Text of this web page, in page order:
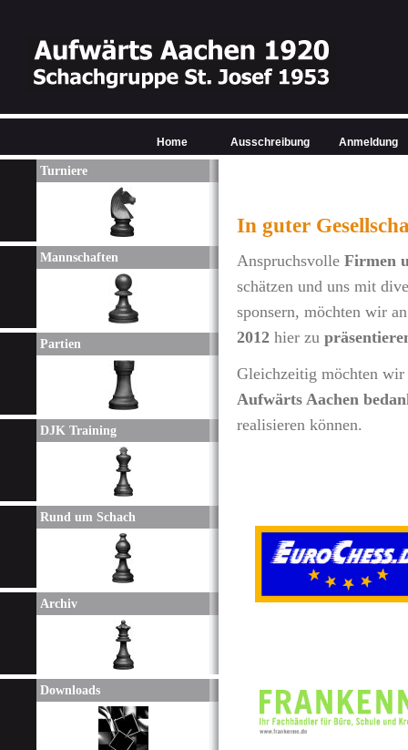
Turniere
Mannschaften
Partien
DJK Training
Rund um Schach
Archiv
Downloads
In guter
Anspruchsvolle Firmen
schätzen und uns mit
sponsern, möchten wir
2012 hier zu
Gleichzeitig möchten
Aufwärts Aachen
realisieren können.
Home Ausschreibung Anmeldung